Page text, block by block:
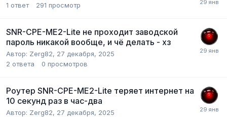
1 ответ 291 просмотр
SNR-CPE-ME2-Lite не проходит заводской
пароль никакой вообще, и чё делать - хз
Автор: Zerg82, 27 декабря, 2025
2 ответа 0 просмотров
Роутер SNR-CPE-ME2-Lite теряет интернет на
10 секунд раз в час-два
Автор: Zerg82, 27 декабря, 2025